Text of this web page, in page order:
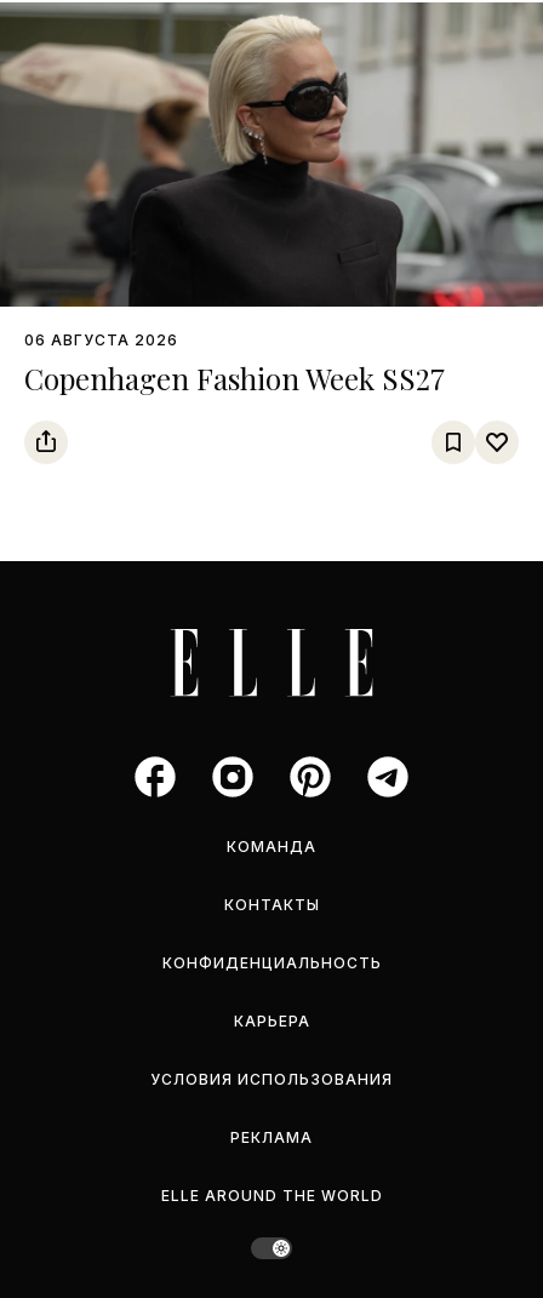
06 АВГУСТА 2026
Copenhagen Fashion Week SS27
КОМАНДА
КОНТАКТЫ
КОНФИДЕНЦИАЛЬНОСТЬ
КАРЬЕРА
УСЛОВИЯ ИСПОЛЬЗОВАНИЯ
РЕКЛАМА
ELLE AROUND THE WORLD